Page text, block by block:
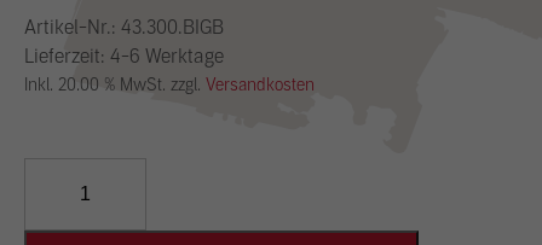
Artikel-Nr.: 43.300.BIGB
Lieferzeit: 4-6 Werktage
Inkl. 20.00 % MwSt. zzgl. Versandkosten
Designputz